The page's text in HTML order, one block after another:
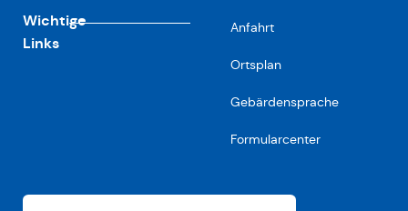
Wichtige
Links
Anfahrt
Ortsplan
Gebärdensprache
Formularcenter